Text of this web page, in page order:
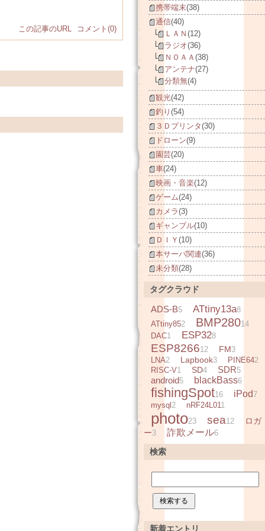
この記事のURL コメント(0)
携帯端末(38)
通信(40)
ＬＡＮ (12)
ラジオ(36)
ＮＯＡＡ (38)
アンテナ(27)
分類無(4)
観光(42)
釣り (54)
３Ｄプリンタ(30)
ドローン(9)
園芸(20)
車(24)
映画・音楽(12)
ゲーム(24)
カメラ(3)
ギャンブル(10)
ＤＩＹ (10)
本サーバ関連(36)
未分類(28)
タグクラウド
ADS-B5 ATtiny13a8
ATtiny852 BMP28014
DAC1 ESP328
ESP826612 FM3
LNA2 Lapbook3 PINE642
RISC-V1 SD4 SDR5
android5 blackBass6
fishingSpot16 iPod7
mysql 2 nRF24L011
photo23 sea12
ロガ
ー3 詐欺メール6
検索
新着エントリ